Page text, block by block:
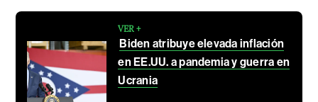
VER +
Biden atribuye elevada inflación
en EE.UU. a pandemia y guerra en
Ucrania